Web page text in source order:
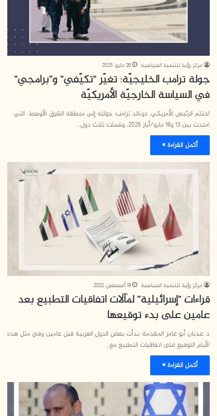
مركز رؤية للتنمية السياسية 26 مايو، 2025
جولة ترامب الخليجيّة: تغيّر “تكيّفي” و”برامجي”
في السياسة الخارجيّة الأمريكيّة
اختتم الرئيس الأمريكي، دونالد ترامب، جولته إلى منطقة الشرق الأوسط، التي
امتدت بين 13 و16 مايو/أيار 2025، وشملت ثلاث دول…
أكمل القراءة »
مركز رؤية للتنمية السياسية 19 أغسطس، 2022
قراءات ”إسرائيلية” لمآلات اتفاقيات التطبيع بعد
عامين على بدء توقيعها
د. عدنان أبو عامر المقدمة: بدأت بعض الدول العربية قبل عامين وفي مثل هذه
الأيام التوقيع على اتفاقيات التطبيع مع…
أكمل القراءة »